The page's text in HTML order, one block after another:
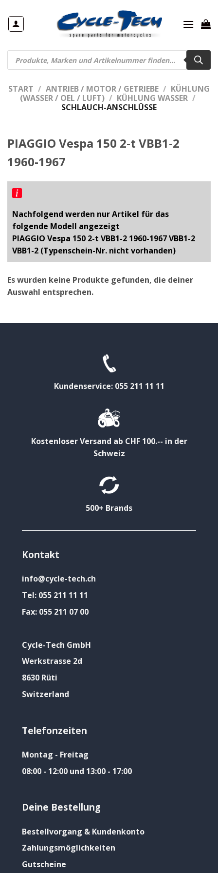
Inhalt
springen
Products
search
START / ANTRIEB / MOTOR / GETRIEBE / KÜHLUNG
(WASSER / OEL / LUFT) / KÜHLUNG WASSER /
SCHLAUCH-ANSCHLÜSSE
PIAGGIO Vespa 150 2-t VBB1-2
1960-1967
Nachfolgend werden nur Artikel für das
folgende Modell angezeigt
PIAGGIO Vespa 150 2-t VBB1-2 1960-1967 VBB1-2
VBB1-2 (Typenschein-Nr. nicht vorhanden)
Es wurden keine Produkte gefunden, die deiner
Auswahl entsprechen.
Kundenservice: 055 211 11 11
Kostenloser Versand ab CHF 100.-- in der
Schweiz
500+ Brands
Kontakt
info@cycle-tech.ch
Tel: 055 211 11 11
Fax: 055 211 07 00
Cycle-Tech GmbH
Werkstrasse 2d
8630 Rüti
Switzerland
Telefonzeiten
Montag - Freitag
08:00 - 12:00 und 13:00 - 17:00
Deine Bestellung
Bestellvorgang & Kundenkonto
Zahlungsmöglichkeiten
Gutscheine